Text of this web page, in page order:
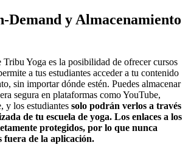
Demand y Almacenamiento
Tribu Yoga es la posibilidad de ofrecer cursos
a tus estudiantes acceder a tu contenido
sin importar dónde estén. Puedes almacenar
segura en plataformas como YouTube,
y los estudiantes solo podrán verlos a través
de tu escuela de yoga. Los enlaces a los
protegidos, por lo que nunca
fuera de la aplicación.